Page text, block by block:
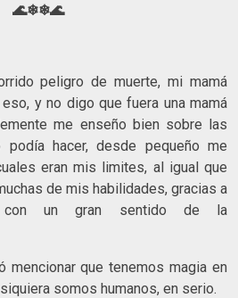
🌊❄❄🌊
peligro de muerte, mi mamá
y no digo que fuera una mamá
me enseño bien sobre las
hacer, desde pequeño me
eran mis limites, al igual que
de mis habilidades, gracias a
con un gran sentido de la
mencionar que tenemos magia en
somos humanos, en serio.